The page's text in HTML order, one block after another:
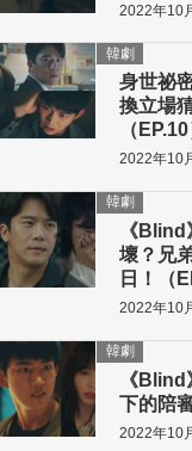
2022年10
身世祕
換立場
（EP.10
韓劇
2022年10
《
壞？兄
日！（
韓劇
2022年10
《
下的陪
韓劇
2022年10